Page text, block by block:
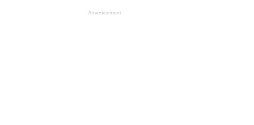
- Advertisement -